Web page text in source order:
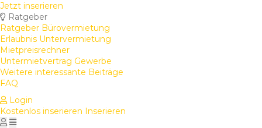
Jetzt inserieren
Ratgeber
Ratgeber Bürovermietung
Erlaubnis Untervermietung
Mietpreisrechner
Untermietvertrag Gewerbe
Weitere interessante Beiträge
FAQ
Login
Kostenlos inserieren Inserieren